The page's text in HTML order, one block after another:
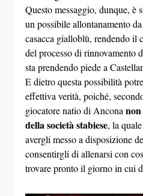
Questo messaggio, dunque, è
un possibile allontanamento
casacca gialloblù, rendendo il
del processo di rinnovamento
sta prendendo piede a
E dietro questa possibilità
effettiva verità, poiché,
giocatore natio di Ancona
della società stabiese , la
avergli messo a disposizione
consentirgli di allenarsi con
trovare pronto il giorno in cui